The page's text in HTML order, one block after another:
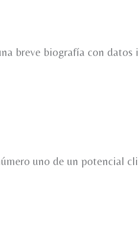
breve biografía con datos
uno de un potencial